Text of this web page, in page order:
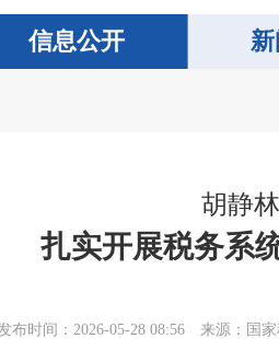
信息公开
胡静
扎实开展税务系
布时间：2026-05-28 08:56 来源： 国